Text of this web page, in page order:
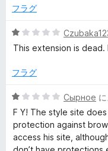
中
の
評
フラグ
5
段
中
の
評
This extension is dead.
フラグ
5
段
階
中
1
Сырное
F Y! The style site
protection against
access his site,